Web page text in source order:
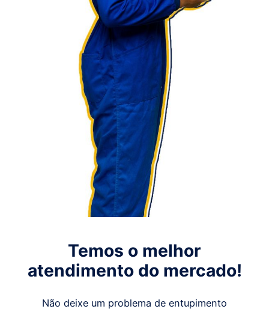
Temos o melhor
atendimento do mercado!
Não deixe um problema de entupimento